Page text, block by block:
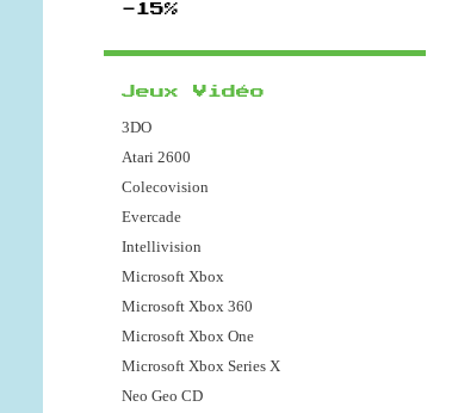
-15%
Jeux Vidéo
3DO
Atari 2600
Colecovision
Evercade
Intellivision
Microsoft Xbox
Microsoft Xbox 360
Microsoft Xbox One
Microsoft Xbox Series X
Neo Geo CD